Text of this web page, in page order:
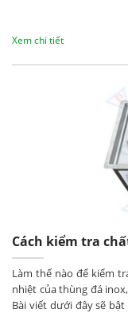
Xem chi tiết
Cách kiểm tra
Làm thế nào để kiểm
nhiệt của thùng đá
Bài viết dưới đây sẽ